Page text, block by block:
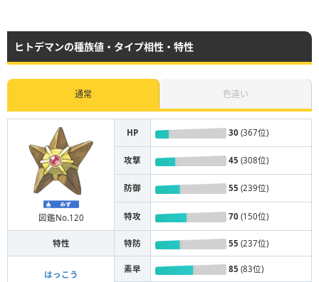
ヒトデマンの種族値・タイプ相性・特性
通常 色違い
図鑑No.120
HP 30 (367位)
攻撃 45 (308位)
防御 55 (239位)
特攻 70 (150位)
特性 特防 55 (237位)
はっこう
素早 85 (83位)